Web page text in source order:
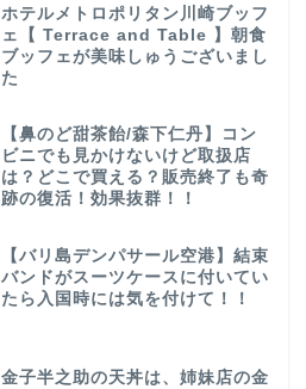
ホテルメトロポリタン川崎ブッフ
ェ【 Terrace and Table 】朝食
ブッフェが美味しゅうございまし
た
【鼻のど甜茶飴/森下仁丹】コン
ビニでも見かけないけど取扱店
は？どこで買える？販売終了も奇
跡の復活！効果抜群！！
【バリ島デンパサール空港】結束
バンドがスーツケースに付いてい
たら入国時には気を付けて！！
金子半之助の天丼は、姉妹店の金